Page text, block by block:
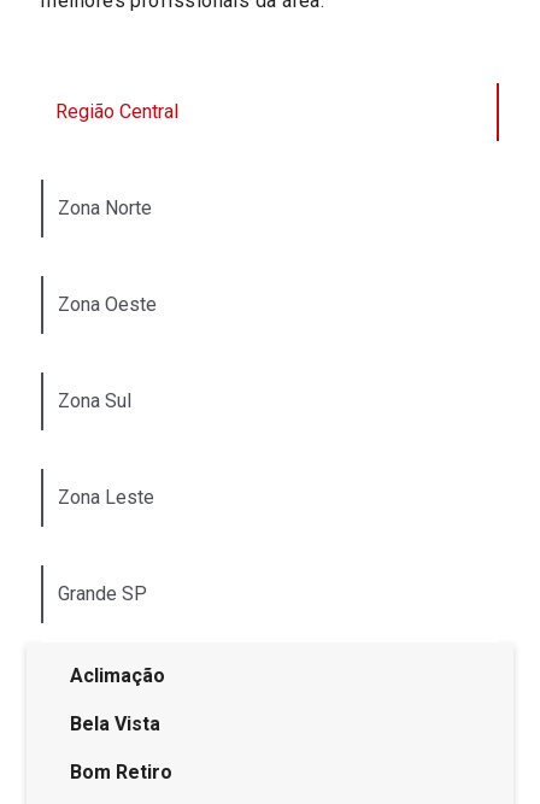
Região Central
Zona Norte
Zona Oeste
Zona Sul
Zona Leste
Grande SP
Aclimação
Bela Vista
Bom Retiro